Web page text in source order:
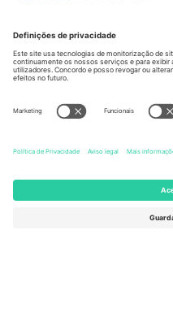
Germany
Unter den Linden 24, 10117
United States
Newark, Delaware 19713, United
States